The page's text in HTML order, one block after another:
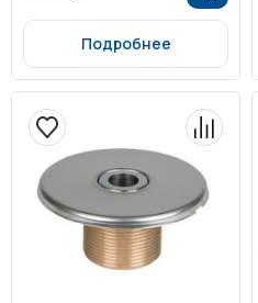
Подробнее